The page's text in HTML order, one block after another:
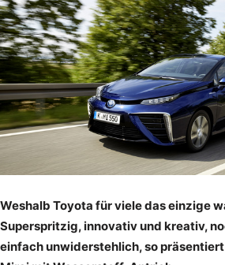
Weshalb Toyota für viele das einzige
Superspritzig, innovativ und kreativ,
einfach unwiderstehlich, so